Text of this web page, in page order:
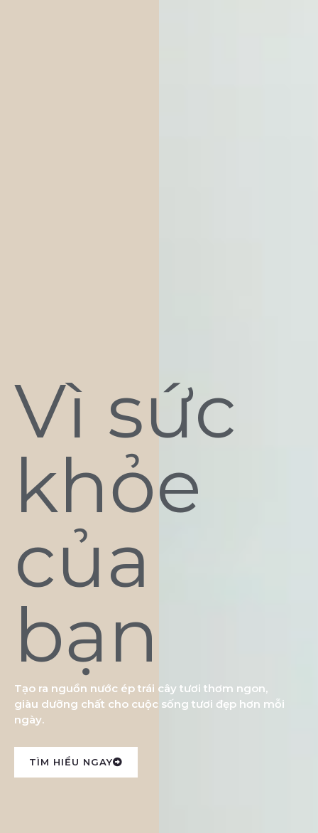
Vì sức
khỏe
của
bạn
Tạo ra nguồn nước ép trái cây tươi thơm ngon,
giàu dưỡng chất cho cuộc sống tươi đẹp hơn mỗi
ngày.
TÌM HIỂU NGAY